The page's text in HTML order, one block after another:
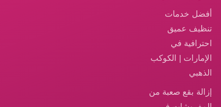
أفضل خدمات
تنظيف عميق
احترافية في
الإمارات | الكوكب
الذهبي
إزالة بقع صعبة من